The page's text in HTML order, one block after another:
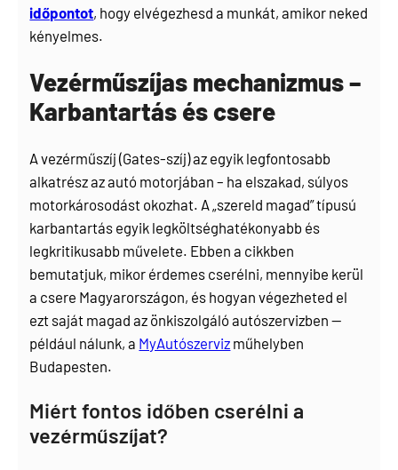
időpontot, hogy elvégezhesd a munkát, amikor neked
kényelmes.
Vezérműszíjas mechanizmus –
Karbantartás és csere
A vezérműszíj (Gates-szíj) az egyik legfontosabb
alkatrész az autó motorjában – ha elszakad, súlyos
motorkárosodást okozhat. A „szereld magad” típusú
karbantartás egyik legköltséghatékonyabb és
legkritikusabb művelete. Ebben a cikkben
bemutatjuk, mikor érdemes cserélni, mennyibe kerül
a csere Magyarországon, és hogyan végezheted el
ezt saját magad az önkiszolgáló autószervizben —
például nálunk, a MyAutószerviz műhelyben
Budapesten.
Miért fontos időben cserélni a
vezérműszíjat?